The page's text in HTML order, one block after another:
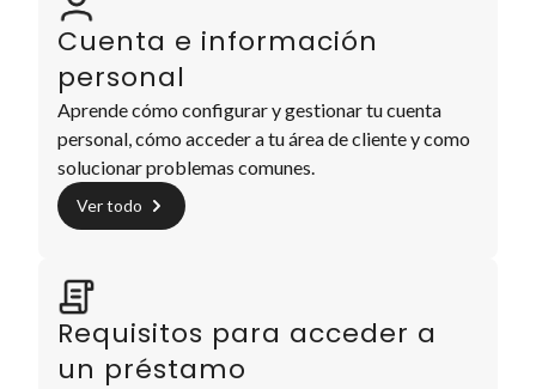
Cuenta e información
personal
Aprende cómo configurar y gestionar tu cuenta
personal, cómo acceder a tu área de cliente y como
solucionar problemas comunes.
Ver todo
Requisitos para acceder a
un préstamo